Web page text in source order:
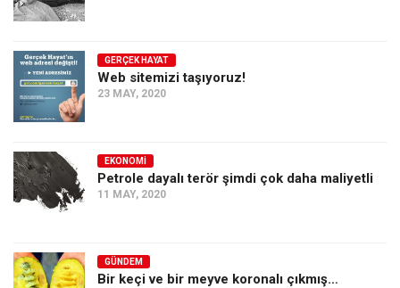
GERÇEK HAYAT
Web sitemizi taşıyoruz!
23 MAY, 2020
EKONOMI
Petrole dayalı terör şimdi çok daha maliyetli
11 MAY, 2020
GÜNDEM
Bir keçi ve bir meyve koronalı çıkmış…